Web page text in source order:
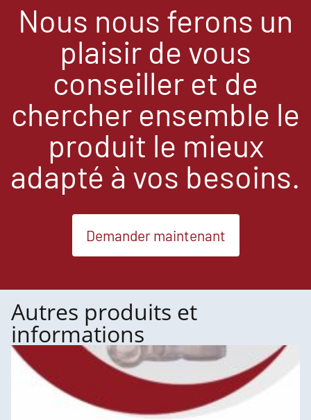
Nous nous ferons un
plaisir de vous
conseiller et de
chercher ensemble le
produit le mieux
adapté à vos besoins.
Demander maintenant
Autres produits et
informations